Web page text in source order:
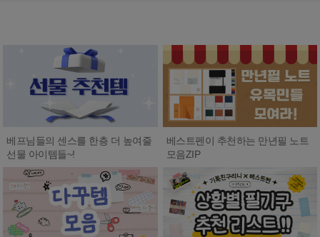
베프님들의 센스를 한층 더 높여줄
선물 아이템들~!
베스트펜이 추천하는 만년필 노트
모음ZIP